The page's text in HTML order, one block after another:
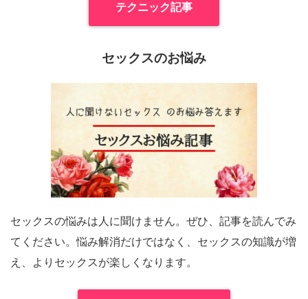
テクニック記事
セックスのお悩み
セックスの悩みは人に聞けません。ぜひ、記事を読んでみ
てください。悩み解消だけではなく、セックスの知識が増
え、よりセックスが楽しくなります。